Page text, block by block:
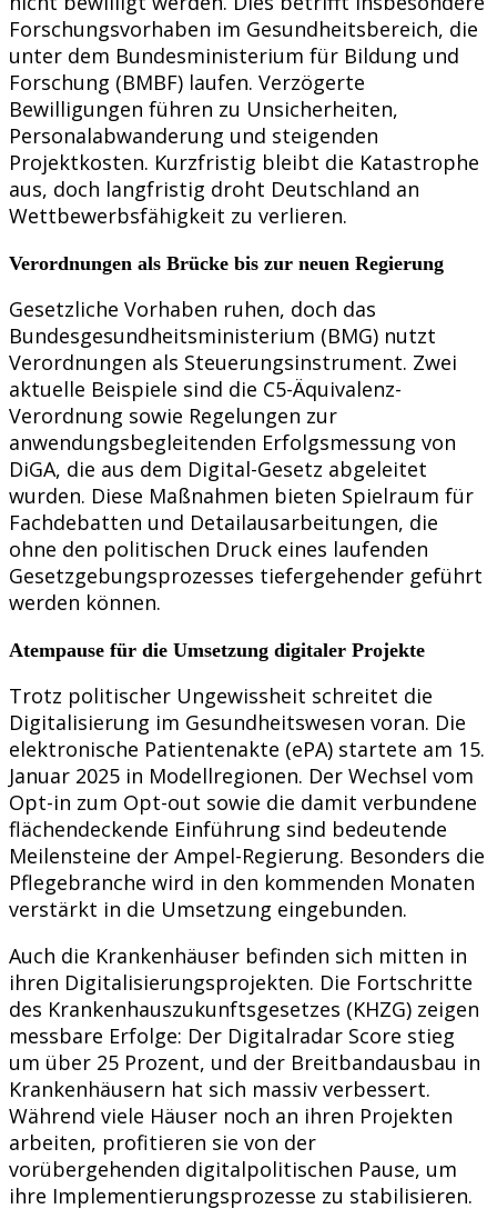
Forschungsvorhaben im Gesundheitsbereich, die
unter dem Bundesministerium für Bildung und
Forschung (BMBF) laufen. Verzögerte
Bewilligungen führen zu Unsicherheiten,
Personalabwanderung und steigenden
Projektkosten. Kurzfristig bleibt die Katastrophe
aus, doch langfristig droht Deutschland an
Wettbewerbsfähigkeit zu verlieren.
Verordnungen als Brücke bis zur neuen Regierung
Gesetzliche Vorhaben ruhen, doch das
Bundesgesundheitsministerium (BMG) nutzt
Verordnungen als Steuerungsinstrument. Zwei
aktuelle Beispiele sind die C5-Äquivalenz-
Verordnung sowie Regelungen zur
anwendungsbegleitenden Erfolgsmessung von
DiGA, die aus dem Digital-Gesetz abgeleitet
wurden. Diese Maßnahmen bieten Spielraum für
Fachdebatten und Detailausarbeitungen, die
ohne den politischen Druck eines laufenden
Gesetzgebungsprozesses tiefergehender geführt
werden können.
Atempause für die Umsetzung digitaler Projekte
Trotz politischer Ungewissheit schreitet die
Digitalisierung im Gesundheitswesen voran. Die
elektronische Patientenakte (ePA) startete am 15.
Januar 2025 in Modellregionen. Der Wechsel vom
Opt-in zum Opt-out sowie die damit verbundene
flächendeckende Einführung sind bedeutende
Meilensteine der Ampel-Regierung. Besonders die
Pflegebranche wird in den kommenden Monaten
verstärkt in die Umsetzung eingebunden.
Auch die Krankenhäuser befinden sich mitten in
ihren Digitalisierungsprojekten. Die Fortschritte
des Krankenhauszukunftsgesetzes (KHZG) zeigen
messbare Erfolge: Der Digitalradar Score stieg
um über 25 Prozent, und der Breitbandausbau in
Krankenhäusern hat sich massiv verbessert.
Während viele Häuser noch an ihren Projekten
arbeiten, profitieren sie von der
vorübergehenden digitalpolitischen Pause, um
ihre Implementierungsprozesse zu stabilisieren.